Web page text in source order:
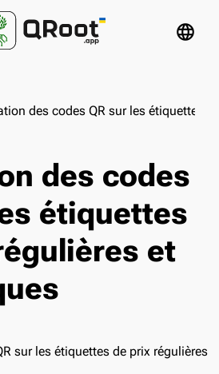
language
des codes QR sur les étiquettes
des codes
étiquettes
et